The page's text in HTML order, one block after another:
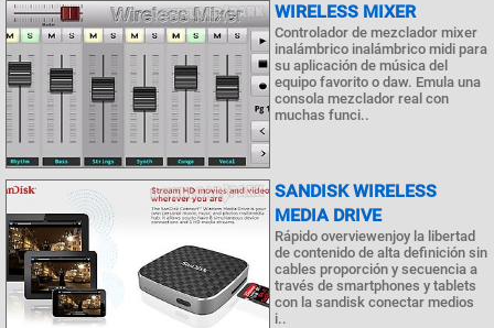
WIRELESS MIXER
Controlador de mezclador mixer
inalámbrico inalámbrico midi para
su aplicación de música del
equipo favorito o daw. Emula una
consola mezclador real con
muchas funci..
SANDISK WIRELESS
MEDIA DRIVE
Rápido overviewenjoy la libertad
de contenido de alta definición sin
cables proporción y secuencia a
través de smartphones y tablets
con la sandisk conectar medios
i..